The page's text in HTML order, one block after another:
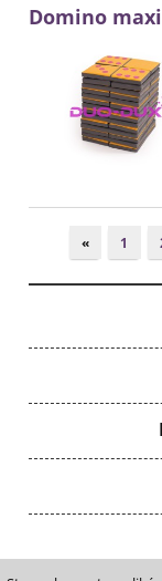
Domino maxi
« 1